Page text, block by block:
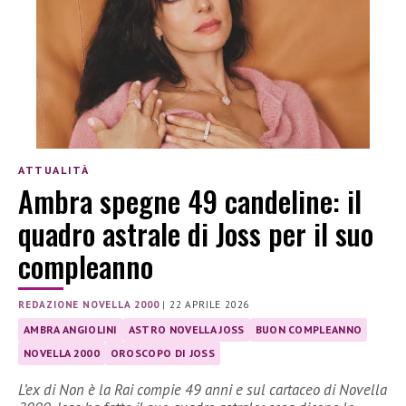
ATTUALITÀ
Ambra spegne 49 candeline: il
quadro astrale di Joss per il suo
compleanno
REDAZIONE NOVELLA 2000|22 APRILE 2026
AMBRA ANGIOLINI ASTRO NOVELLA JOSS
BUON COMPLEANNO
NOVELLA 2000
OROSCOPO DI JOSS
L’ex di Non è la Rai compie 49 anni e sul cartaceo di Novella